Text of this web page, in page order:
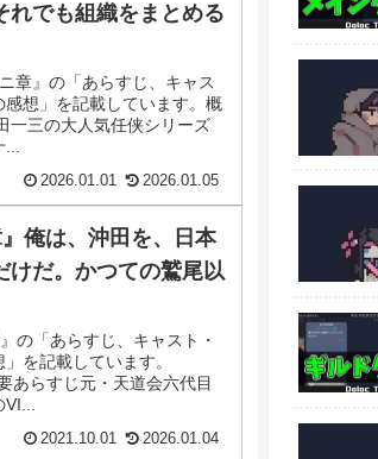
れでも組織をまとめる
章』の「あらすじ、キャス
感想」を記載しています。概
一三の大人気任侠シリーズ
...
2026.01.01 2026.01.05
俺は、沖田を、日本
けだ。かつての鷲尾以
の「あらすじ、キャスト・
を記載しています。
あらすじ元・天道会六代目
VI...
2021.10.01 2026.01.04